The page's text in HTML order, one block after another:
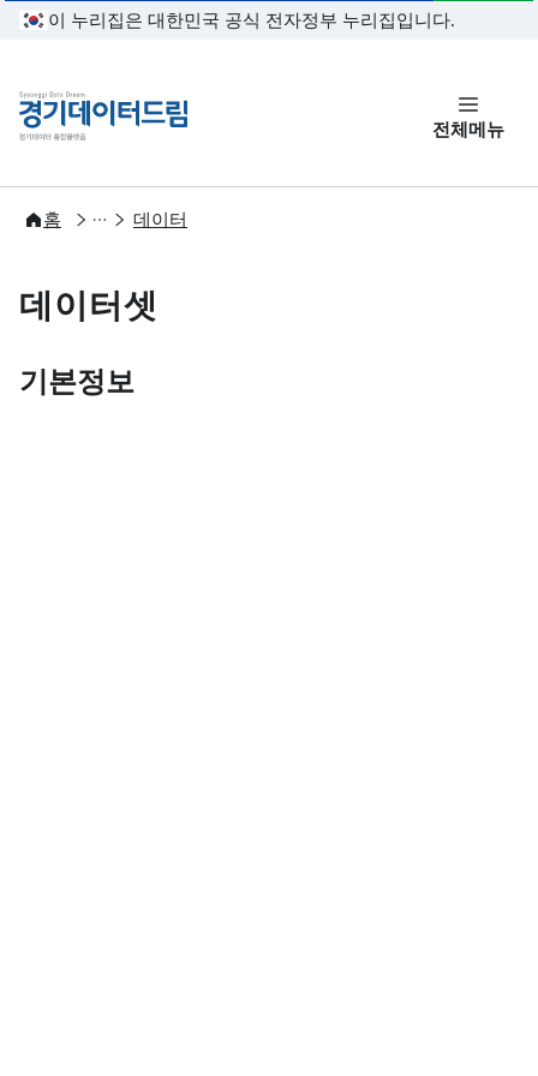
본문 바로가기
이 누리집은 대한민국 공식 전자정부 누리집입니다.
경기데이터드림
전체메뉴
홈
개방 데이터
데이터셋
기본정보